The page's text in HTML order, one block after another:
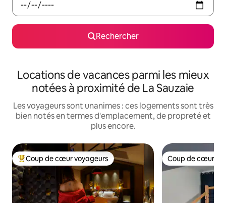
Rechercher
Locations de vacances parmi les mieux
notées à proximité de La Sauzaie
Les voyageurs sont unanimes : ces logements sont très
bien notés en termes d'emplacement, de propreté et
plus encore.
Coups de cœur voyageurs les plus appréciés
Coup de cœur voyageurs Coup de cœur
Coup de cœur